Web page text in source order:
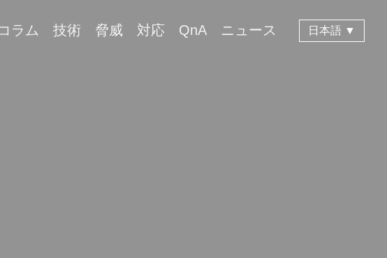
コラム 技術 脅威 対応 QnA ニュース 日本語 ▼